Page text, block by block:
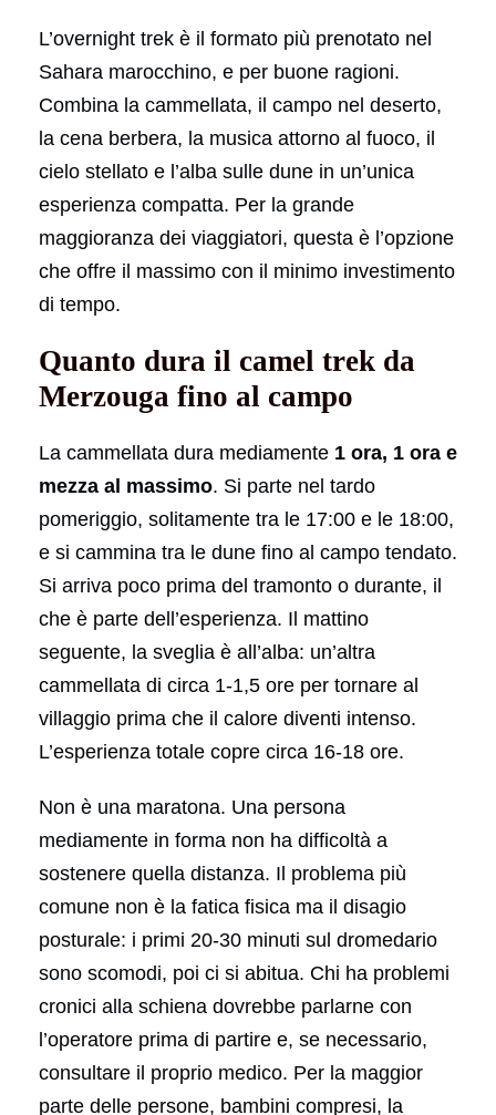
L’overnight trek è il formato più prenotato nel
Sahara marocchino, e per buone ragioni.
Combina la cammellata, il campo nel deserto,
la cena berbera, la musica attorno al fuoco, il
cielo stellato e l’alba sulle dune in un’unica
esperienza compatta. Per la grande
maggioranza dei viaggiatori, questa è l’opzione
che offre il massimo con il minimo investimento
di tempo.
Quanto dura il camel trek da
Merzouga fino al campo
La cammellata dura mediamente 1 ora, 1 ora e
mezza al massimo. Si parte nel tardo
pomeriggio, solitamente tra le 17:00 e le 18:00,
e si cammina tra le dune fino al campo tendato.
Si arriva poco prima del tramonto o durante, il
che è parte dell’esperienza. Il mattino
seguente, la sveglia è all’alba: un’altra
cammellata di circa 1-1,5 ore per tornare al
villaggio prima che il calore diventi intenso.
L’esperienza totale copre circa 16-18 ore.
Non è una maratona. Una persona
mediamente in forma non ha difficoltà a
sostenere quella distanza. Il problema più
comune non è la fatica fisica ma il disagio
posturale: i primi 20-30 minuti sul dromedario
sono scomodi, poi ci si abitua. Chi ha problemi
cronici alla schiena dovrebbe parlarne con
l’operatore prima di partire e, se necessario,
consultare il proprio medico. Per la maggior
parte delle persone, bambini compresi, la